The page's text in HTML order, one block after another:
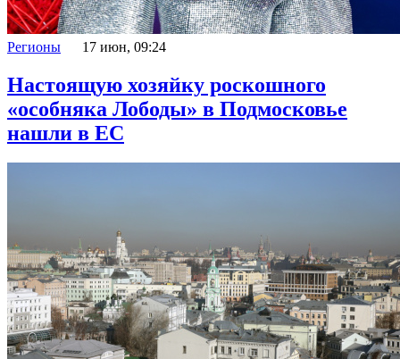
Регионы 17 июн, 09:24
Настоящую хозяйку роскошного
«особняка Лободы» в Подмосковье
нашли в ЕС